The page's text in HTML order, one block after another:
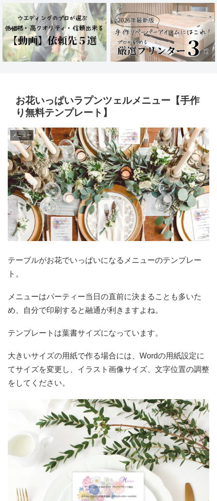
お花いっぱいラプンツェルメニュー【手作
り無料テンプレート】
メニュー
テーブルがお花でいっぱいになるメニューのテンプレー
ト。
メニューはパーティー当日の直前に決まることも多いた
め、自分で印刷すると融通が利きますよね。
テンプレートは葉書サイズになっています。
大きいサイズの用紙で作る場合には、Wordの用紙設定に
てサイズを変更し、イラスト画像サイズ、文字位置の調整
をしてください。